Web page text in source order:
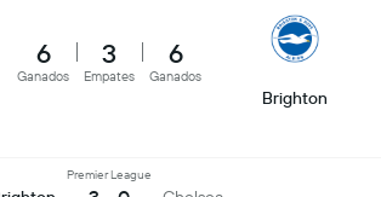
6
Ganados
3
Empates
6
Ganados
Brighton
Premier League